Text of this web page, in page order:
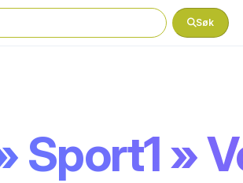
Søk
Sport1 »